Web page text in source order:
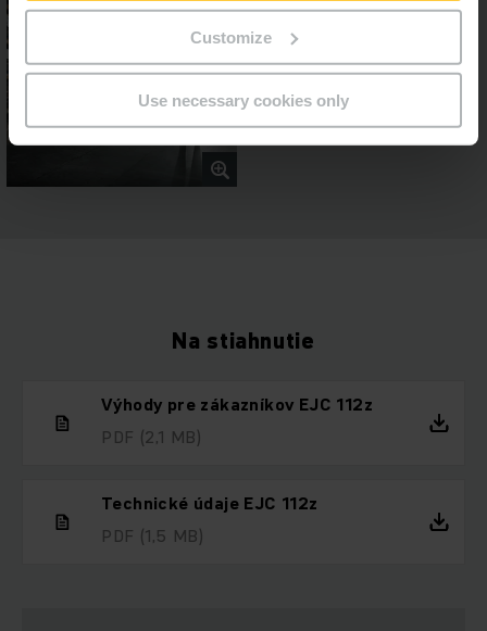
Customize
Use necessary cookies only
Na stiahnutie
Výhody pre zákazníkov EJC 112z
PDF (2,1 MB)
Technické údaje EJC 112z
PDF (1,5 MB)